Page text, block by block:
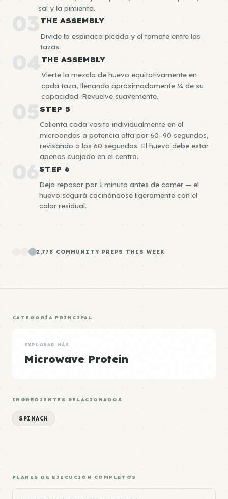
sal y la pimienta.
03 THE ASSEMBLY
Divide la espinaca picada y el tomate entre las
tazas.
04 THE ASSEMBLY
Vierte la mezcla de huevo equitativamente en
cada taza, llenando aproximadamente ¾ de su
capacidad. Revuelve suavemente.
05STEP 5
Calienta cada vasito individualmente en el
microondas a potencia alta por 60–90 segundos,
revisando a los 60 segundos. El huevo debe estar
apenas cuajado en el centro.
06STEP 6
Deja reposar por 1 minuto antes de comer — el
huevo seguirá cocinándose ligeramente con el
calor residual.
2,778 COMMUNITY PREPS THIS WEEK
CATEGORÍA PRINCIPAL
EXPLORAR MÁS
Microwave Protein
INGREDIENTES RELACIONADOS
SPINACH
PLANES DE EJECUCIÓN COMPLETOS